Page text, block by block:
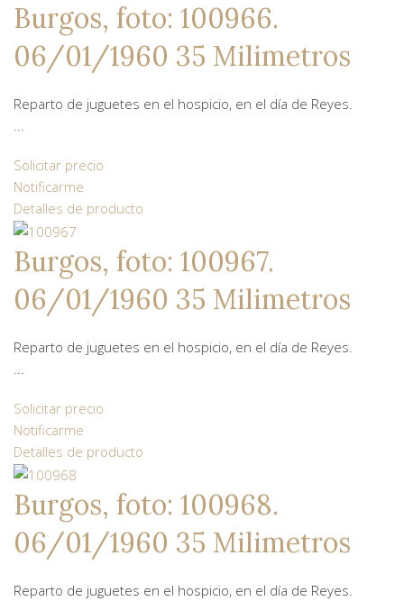
Burgos, foto: 100966.
06/01/1960 35 Milimetros
Reparto de juguetes en el hospicio, en el día de Reyes.
...
Solicitar precio
Notificarme
Detalles de producto
Burgos, foto: 100967.
06/01/1960 35 Milimetros
Reparto de juguetes en el hospicio, en el día de Reyes.
...
Solicitar precio
Notificarme
Detalles de producto
Burgos, foto: 100968.
06/01/1960 35 Milimetros
Reparto de juguetes en el hospicio, en el día de Reyes.